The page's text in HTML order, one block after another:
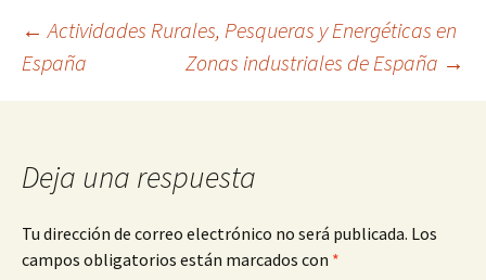
Navegación
de
entradas
← Actividades Rurales, Pesqueras y Energéticas en
España
Zonas industriales de España →
Deja una respuesta
Tu dirección de correo electrónico no será publicada. Los
campos obligatorios están marcados con *